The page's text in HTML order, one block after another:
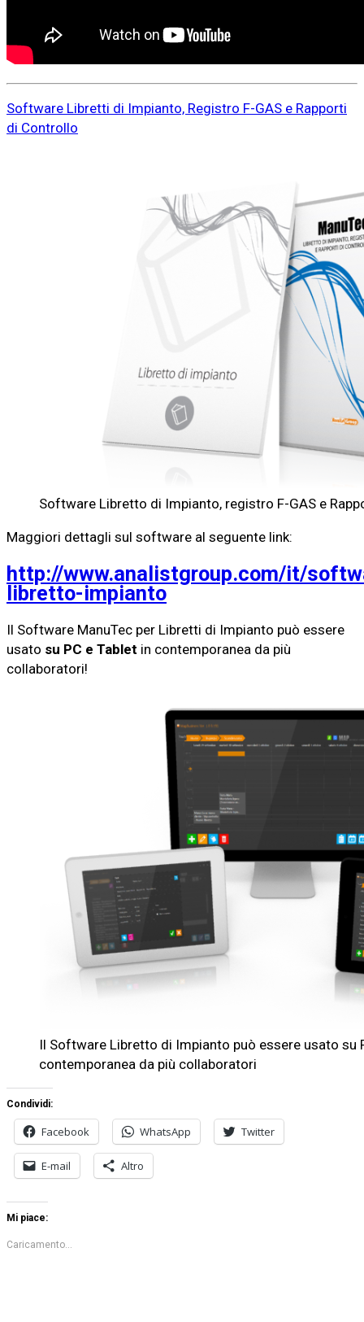
Software Libretti di Impianto, Registro F-GAS e Rapporti
di Controllo
Software Libretto di Impianto, registro F-GAS e
Maggiori dettagli sul software al seguente link:
http://www.analistgroup.com/it/
libretto-impianto
Il Software ManuTec per Libretti di Impianto può essere
usato su PC e Tablet in contemporanea da più
collaboratori!
Il Software Libretto di Impianto può essere usato su
contemporanea da più collaboratori
Condividi:
Facebook WhatsApp Twitter
E-mail Altro
Mi piace:
Caricamento...